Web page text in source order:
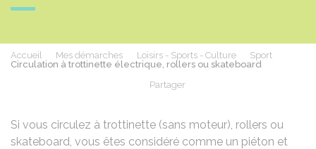
Accueil Mes démarches Loisirs - Sports - Culture
Sport
Circulation à trottinette électrique, rollers ou skateboard
Partager
Si vous circulez à trottinette (sans moteur), rollers ou
skateboard, vous êtes considéré comme un piéton et